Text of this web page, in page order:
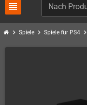
view_headline
chevron_right Spiele chevron_right Spiele für PS4 chevron_right